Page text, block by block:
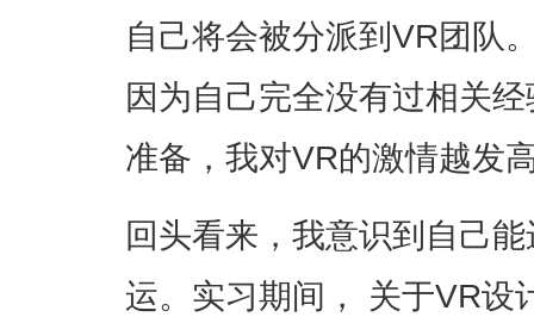
自己将会被分派到VR团队
因为自己完全没有过相关
准备，我对VR的激情越发
回头看来，我意识到自己
运。实习期间， 关于VR设